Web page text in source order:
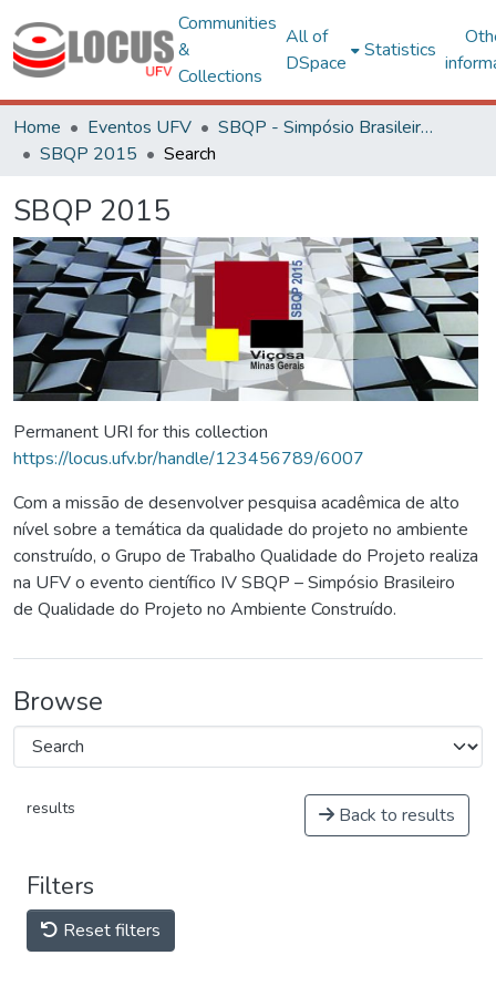
Communities
&
Collections
All of
DSpace
Statistics
Home Eventos UFV
SBQP - Simpósio Brasileiro de Qualidade do Projeto no Ambiente Construído
SBQP 2015
Search
SBQP 2015
Permanent URI for this collection
https://locus.ufv.br/handle/123456789/6007
Com a missão de desenvolver pesquisa acadêmica de alto
nível sobre a temática da qualidade do projeto no ambiente
construído, o Grupo de Trabalho Qualidade do Projeto realiza
na UFV o evento científico IV SBQP – Simpósio Brasileiro
de Qualidade do Projeto no Ambiente Construído.
Browse
results Back to results
Filters
Reset filters